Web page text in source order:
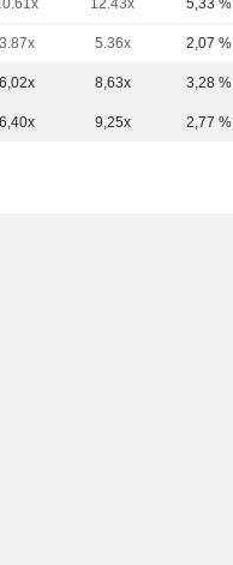
12.43x 5,33 %
3.87x 5.36x 2,07 %
6,02x 8,63x 3,28 %
6,40x 9,25x 2,77 %